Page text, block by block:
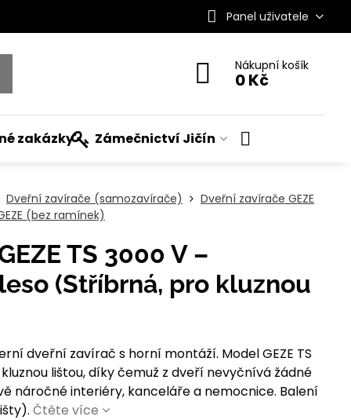
Panel uživatele
Nákupní košík
0 Kč
zakázky Zámečnictví Jičín
Dveřní zavírače (samozavírače)
Dveřní zavírače GEZE
(bez ramínek)
TS 3000 V –
(Stříbrná, pro kluznou
dveřní zavírač s horní montáží. Model GEZE TS
lištou, díky čemuž z dveří nevyčnívá žádné
náročné interiéry, kanceláře a nemocnice. Balení
Čtěte více